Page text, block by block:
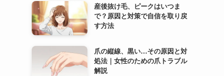
産後抜け毛、ピークはいつま
で？原因と対策で自信を取り戻
す方法
爪の縦線、黒い…その原因と対
処法｜女性のための爪トラブル
解説